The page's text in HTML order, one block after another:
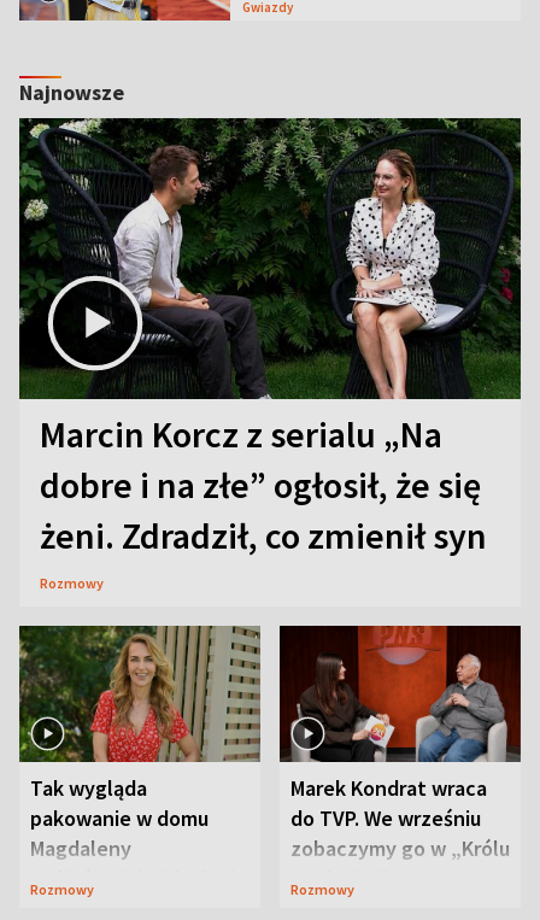
Gwiazdy
Najnowsze
Marcin Korcz z serialu „Na
dobre i na złe” ogłosił, że się
żeni. Zdradził, co zmienił syn
Rozmowy
Tak wygląda
pakowanie w domu
Magdaleny
Waligórskiej-Lisieckiej.
Rozmowy
Marek Kondrat wraca
do TVP. We wrześniu
zobaczymy go w „Królu
Maciusiu I”
Rozmowy